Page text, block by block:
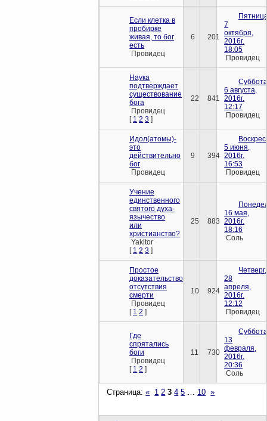
Если клетка в
пробирке
живая, то бог
есть
Провидец
6 201
7
октября,
2016г.
18:05
Провидец
Наука
подтверждает
существование
бога
Провидец
[ 1 2 3 ]
22 841
6 августа,
2016г.
12:17
Провидец
Идол(атомы)-
это
действительно
бог
Провидец
9 394
5 июня,
2016г.
16:53
Провидец
Учение
единственного
святого духа-
язычество
или
христианство?
Yakitor
[ 1 2 3 ]
25 883
16 мая,
2016г.
18:16
Соль
Простое
доказательство
отсутствия
смерти
Провидец
[ 1 2 ]
10 924
Четверг,
28
апреля,
2016г.
12:12
Провидец
Где
спрятались
боги
Провидец
[ 1 2 ]
11 730
13
февраля,
2016г.
20:36
Соль
Страница:« 1 2 3 4 5 … 10 »